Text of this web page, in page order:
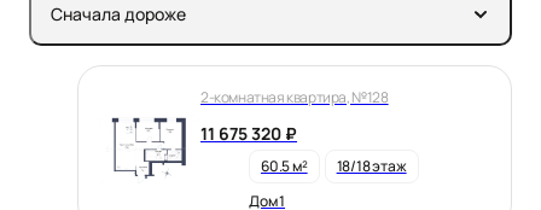
Сначала дороже
2-комнатная квартира, №128
11 675 320 ₽
60.5 м²
18/18 этаж
Дом 1